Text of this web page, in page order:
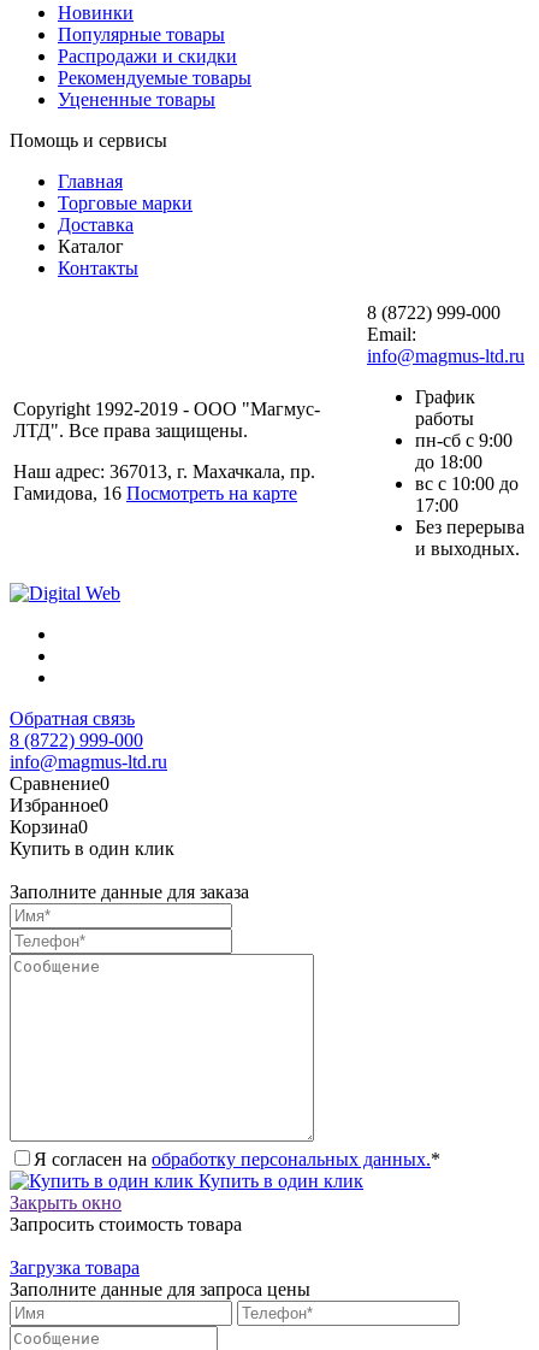
Новинки
Популярные товары
Распродажи и скидки
Рекомендуемые товары
Уцененные товары
Помощь и сервисы
Главная
Торговые марки
Доставка
Каталог
Контакты
Copyright 1992-2019 - ООО "Магмус-
ЛТД". Все права защищены.
Наш адрес: 367013, г. Махачкала, пр.
Гамидова, 16 Посмотреть на карте
8 (8722) 999-000
Email:
info@magmus-ltd.ru
График
работы
пн-сб с 9:00
до 18:00
вс с 10:00 до
17:00
Без перерыва
и выходных.
Обратная связь
8 (8722) 999-000
info@magmus-ltd.ru
Сравнение0
Избранное0
Корзина0
Купить в один клик
Заполните данные для заказа
Я согласен на обработку персональных данных.*
Купить в один клик
Закрыть окно
Запросить стоимость товара
Загрузка товара
Заполните данные для запроса цены